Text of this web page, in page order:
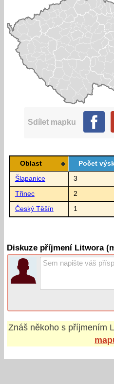
Sdílet mapku
Oblast Počet
Šlapanice 3
Třinec 2
Český Těšín 1
Diskuze příjmení Litwora
Znáš někoho s příjmením